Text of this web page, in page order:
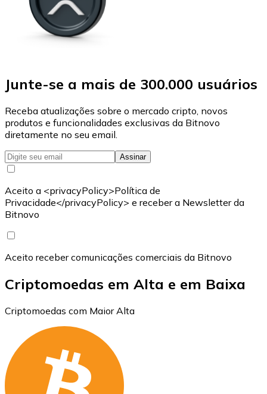
Junte-se a mais de 300.000 usuários
Receba atualizações sobre o mercado cripto, novos
produtos e funcionalidades exclusivas da Bitnovo
diretamente no seu email.
Assinar
Aceito a <privacyPolicy>Política de
Privacidade</privacyPolicy> e receber a Newsletter da
Bitnovo
Aceito receber comunicações comerciais da Bitnovo
Criptomoedas em Alta e em Baixa
Criptomoedas com Maior Alta